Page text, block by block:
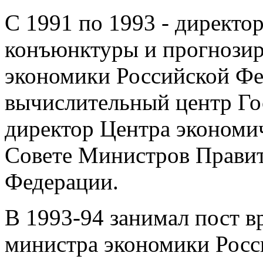
С 1991 по 1993 -
конъюнктуры и
экономики Российской
вычислительный центр
директор Центра
Совете Министров
Федерации.
В 1993-94 занимал пост
министра экономики